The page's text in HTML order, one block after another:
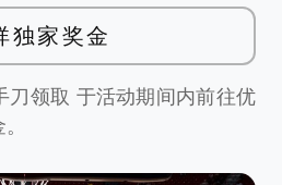
独家奖金
刀领取 于活动期间内前往优